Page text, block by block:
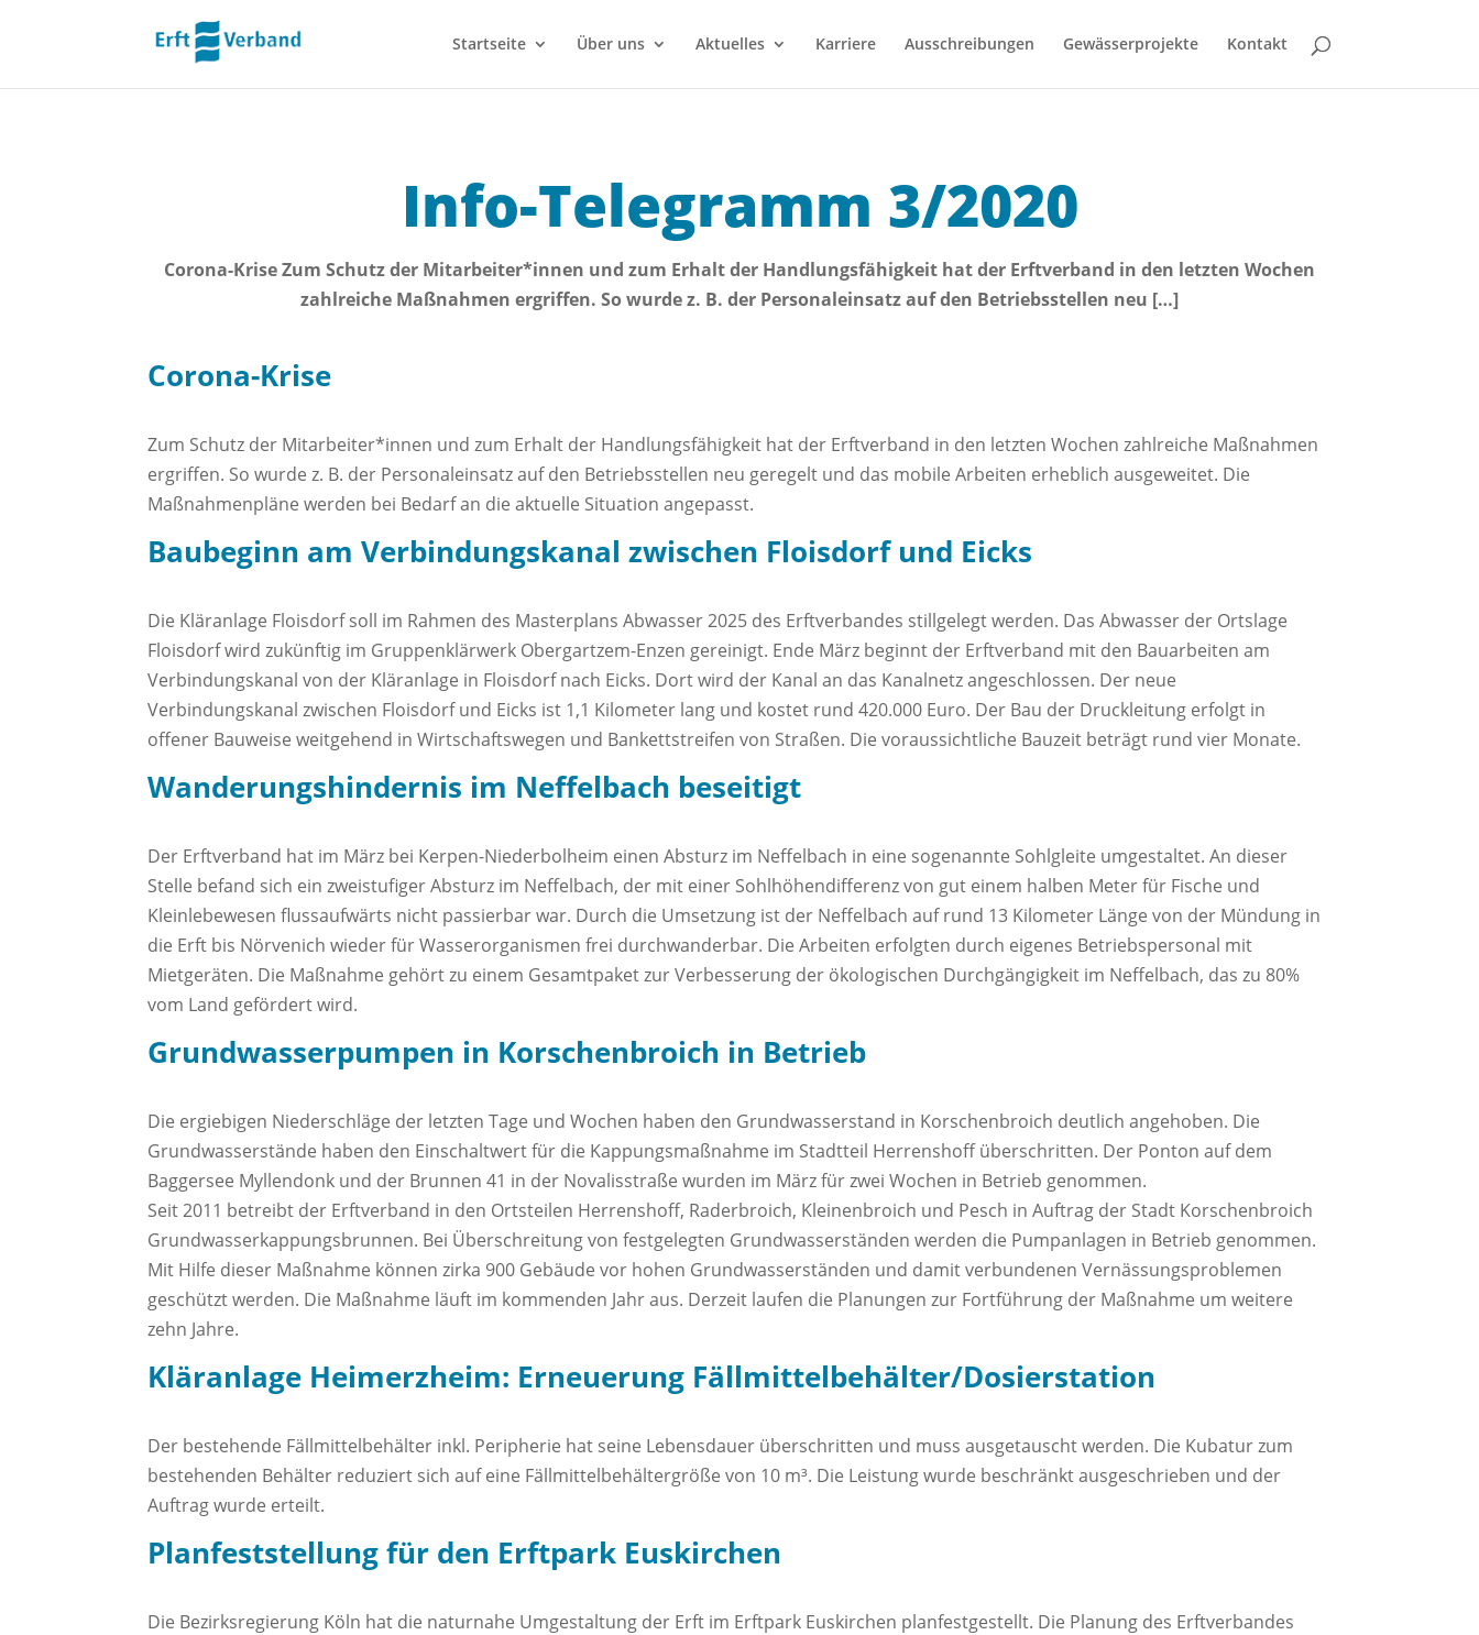
Startseite Über uns Aktuelles Karriere Ausschreibungen Gewässerprojekte Kontakt
Info-Telegramm 3/2020
Corona-Krise Zum Schutz der Mitarbeiter*innen und zum Erhalt der Handlungsfähigkeit hat der Erftverband in den letzten Wochen
zahlreiche Maßnahmen ergriffen. So wurde z. B. der Personaleinsatz auf den Betriebsstellen neu […]
Corona-Krise
Zum Schutz der Mitarbeiter*innen und zum Erhalt der Handlungsfähigkeit hat der Erftverband in den letzten Wochen zahlreiche Maßnahmen
ergriffen. So wurde z. B. der Personaleinsatz auf den Betriebsstellen neu geregelt und das mobile Arbeiten erheblich ausgeweitet. Die
Maßnahmenpläne werden bei Bedarf an die aktuelle Situation angepasst.
Baubeginn am Verbindungskanal zwischen Floisdorf und Eicks
Die Kläranlage Floisdorf soll im Rahmen des Masterplans Abwasser 2025 des Erftverbandes stillgelegt werden. Das Abwasser der Ortslage
Floisdorf wird zukünftig im Gruppenklärwerk Obergartzem-Enzen gereinigt. Ende März beginnt der Erftverband mit den Bauarbeiten am
Verbindungskanal von der Kläranlage in Floisdorf nach Eicks. Dort wird der Kanal an das Kanalnetz angeschlossen. Der neue
Verbindungskanal zwischen Floisdorf und Eicks ist 1,1 Kilometer lang und kostet rund 420.000 Euro. Der Bau der Druckleitung erfolgt in
offener Bauweise weitgehend in Wirtschaftswegen und Bankettstreifen von Straßen. Die voraussichtliche Bauzeit beträgt rund vier Monate.
Wanderungshindernis im Neffelbach beseitigt
Der Erftverband hat im März bei Kerpen-Niederbolheim einen Absturz im Neffelbach in eine sogenannte Sohlgleite umgestaltet. An dieser
Stelle befand sich ein zweistufiger Absturz im Neffelbach, der mit einer Sohlhöhendifferenz von gut einem halben Meter für Fische und
Kleinlebewesen flussaufwärts nicht passierbar war. Durch die Umsetzung ist der Neffelbach auf rund 13 Kilometer Länge von der Mündung in
die Erft bis Nörvenich wieder für Wasserorganismen frei durchwanderbar. Die Arbeiten erfolgten durch eigenes Betriebspersonal mit
Mietgeräten. Die Maßnahme gehört zu einem Gesamtpaket zur Verbesserung der ökologischen Durchgängigkeit im Neffelbach, das zu 80%
vom Land gefördert wird.
Grundwasserpumpen in Korschenbroich in Betrieb
Die ergiebigen Niederschläge der letzten Tage und Wochen haben den Grundwasserstand in Korschenbroich deutlich angehoben. Die
Grundwasserstände haben den Einschaltwert für die Kappungsmaßnahme im Stadtteil Herrenshoff überschritten. Der Ponton auf dem
Baggersee Myllendonk und der Brunnen 41 in der Novalisstraße wurden im März für zwei Wochen in Betrieb genommen.
Seit 2011 betreibt der Erftverband in den Ortsteilen Herrenshoff, Raderbroich, Kleinenbroich und Pesch in Auftrag der Stadt Korschenbroich
Grundwasserkappungsbrunnen. Bei Überschreitung von festgelegten Grundwasserständen werden die Pumpanlagen in Betrieb genommen.
Mit Hilfe dieser Maßnahme können zirka 900 Gebäude vor hohen Grundwasserständen und damit verbundenen Vernässungsproblemen
geschützt werden. Die Maßnahme läuft im kommenden Jahr aus. Derzeit laufen die Planungen zur Fortführung der Maßnahme um weitere
zehn Jahre.
Kläranlage Heimerzheim: Erneuerung Fällmittelbehälter/Dosierstation
Der bestehende Fällmittelbehälter inkl. Peripherie hat seine Lebensdauer überschritten und muss ausgetauscht werden. Die Kubatur zum
bestehenden Behälter reduziert sich auf eine Fällmittelbehältergröße von 10 m³. Die Leistung wurde beschränkt ausgeschrieben und der
Auftrag wurde erteilt.
Planfeststellung für den Erftpark Euskirchen
Die Bezirksregierung Köln hat die naturnahe Umgestaltung der Erft im Erftpark Euskirchen planfestgestellt. Die Planung des Erftverbandes